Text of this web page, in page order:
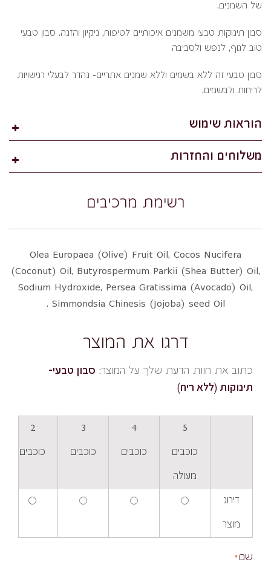
של השמנים.
סבון תינוקות טבעי משמנים איכותיים לטיפוח, ניקיון והזנה. סבון טבעי
טוב לגוף, לנפש ולסביבה
סבון טבעי זה ללא בשמים וללא שמנים אתריים- נהדר לבעלי רגישויות
לריחות ולבשמים.
הוראות שימוש
משלוחים והחזרות
רשימת מרכיבים
Olea Europaea (Olive) Fruit Oil, Cocos Nucifera
(Coconut) Oil, Butyrospermum Parkii (Shea Butter) Oil,
Sodium Hydroxide, Persea Gratissima (Avocado) Oil,
Simmondsia Chinesis (Jojoba) seed Oil .
דרגו את המוצר
כתוב את חוות הדעת שלך על המוצר: סבון טבעי-
תינוקות (ללא ריח)
5
כוכבים
מעולה
4
כוכבים
3
כוכבים
2
כוכבים
דירוג
מוצר
שם